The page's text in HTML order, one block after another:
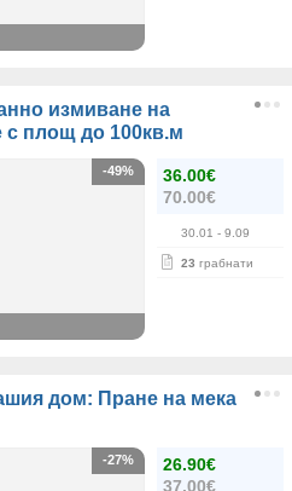
измиване на
площ до 100кв.м
36.00€
70.00€
30.01 - 9.09
23 грабнати
-49%
дом: Пране на мека
26.90€
37.00€
-27%